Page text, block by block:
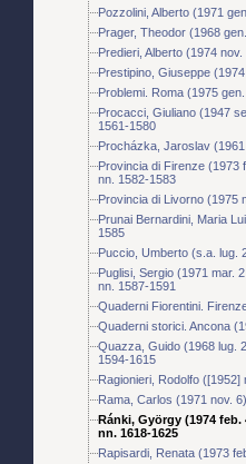
Pozzolini, Alberto (1971
Prager, Theodor (1968
Predieri, Alberto (1974
Prestipino, Giuseppe
Problemi. Roma (1975
Procacci, Giuliano (1947
1561-1580
Procházka, Jaroslav
Provincia di Firenze (1973
nn. 1582-1583
Provincia di Livorno (1975
Prunai Bernardini, Maria
1585
Puccio, Umberto (s.a. lug.
Puglisi, Sergio (1971 mar.
nn. 1587-1591
Quaderni Fiorentini.
Quaderni storici. Ancona
Quazza, Guido (1968 lug.
1594-1615
Ragionieri, Rodolfo ([1952]
Rama, Carlos (1971 nov.
Ránki, György (1974 feb.
nn. 1618-1625
Rapisardi, Renata (1973